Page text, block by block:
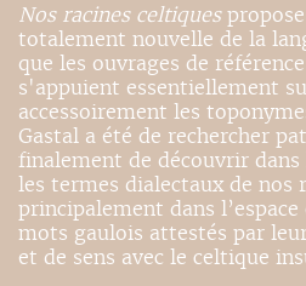
Nos racines celtiquespropose
totalement nouvelle de la
que les ouvrages de
s'appuient essentiellement
accessoirement les
Gastal a été de rechercher
finalement de découvrir dans
les termes dialectaux de nos
principalement dans
mots gaulois attestés par
et de sens avec le celtique